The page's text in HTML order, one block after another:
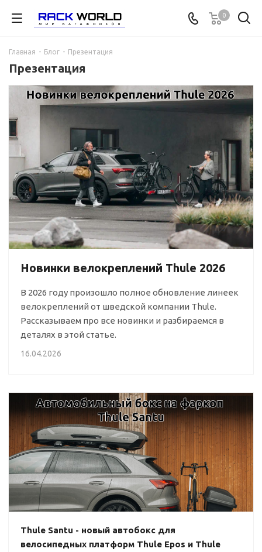
0
Главная - Блог - Презентация
Презентация
Новинки велокреплений Thule 2026
В 2026 году произошло полное обновление линеек
велокреплений от шведской компании Thule.
Рассказываем про все новинки и разбираемся в
деталях в этой статье.
16.04.2026
Thule Santu - новый автобокс для
велосипедных платформ Thule Epos и Thule